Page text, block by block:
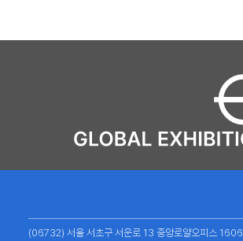
(06732) 서울 서초구 서운로 13 중앙로얄오피스